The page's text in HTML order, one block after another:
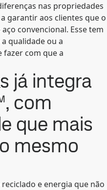
nas propriedades
garantir aos clientes que o
convencional. Esse tem
qualidade ou a
fazer com que a
já integra
com
que mais
mesmo
e energia que não